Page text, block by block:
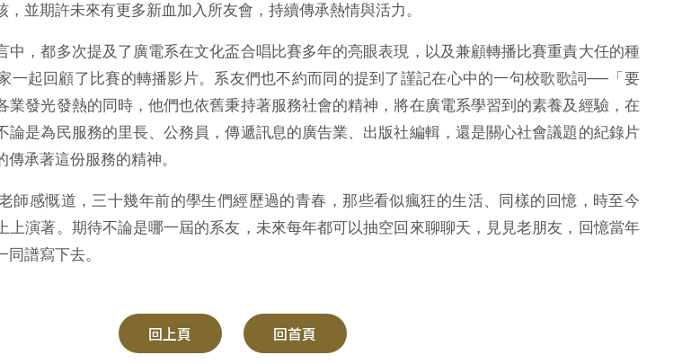
並期許未來有更多新血加入所友會，持續傳承熱情與活力。
中，都多次提及了廣電系在文化盃合唱比賽多年的亮眼表現，以及兼顧轉播比賽重責大任的種
一起回顧了比賽的轉播影片。系友們也不約而同的提到了謹記在心中的一句校歌歌詞──「要
業發光發熱的同時，他們也依舊秉持著服務社會的精神，將在廣電系學習到的素養及經驗，在
論是為民服務的里長、公務員，傳遞訊息的廣告業、出版社編輯，還是關心社會議題的紀錄片
承著這份服務的精神。
師感慨道，三十幾年前的學生們經歷過的青春，那些看似瘋狂的生活、同樣的回憶，時至今
上演著。期待不論是哪一屆的系友，未來每年都可以抽空回來聊聊天，見見老朋友，回憶當年
譜寫下去。
回上頁 回首頁